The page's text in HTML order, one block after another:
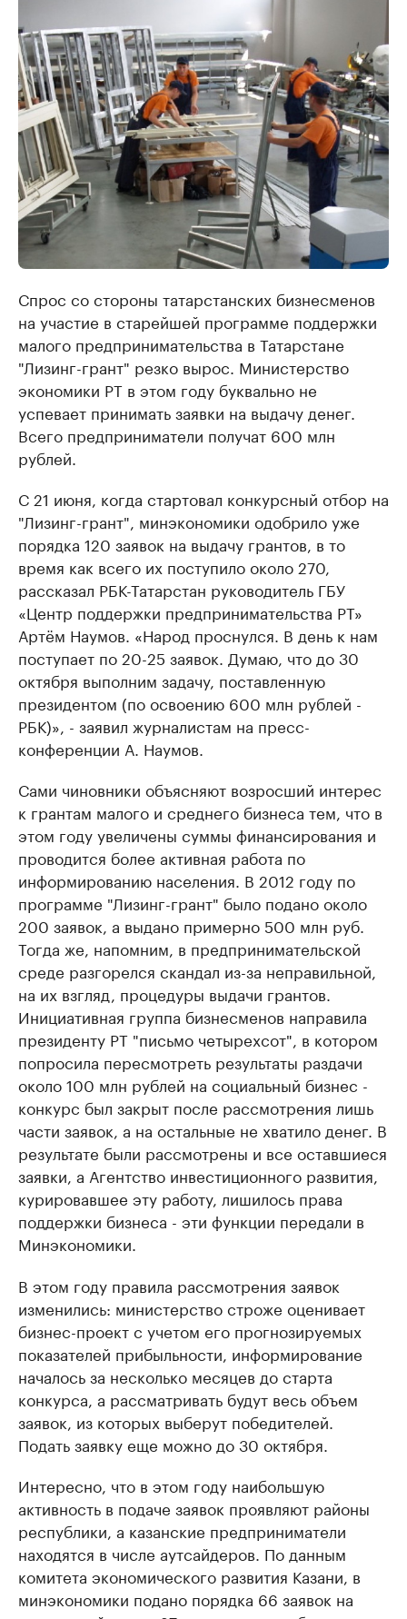
Спрос со стороны татарстанских бизнесменов
на участие в старейшей программе поддержки
малого предпринимательства в Татарстане
"Лизинг-грант" резко вырос. Министерство
экономики РТ в этом году буквально не
успевает принимать заявки на выдачу денег.
Всего предприниматели получат 600 млн
рублей.
С 21 июня, когда стартовал конкурсный отбор на
"Лизинг-грант", минэкономики одобрило уже
порядка 120 заявок на выдачу грантов, в то
время как всего их поступило около 270,
рассказал РБК-Татарстан руководитель ГБУ
«Центр поддержки предпринимательства РТ»
Артём Наумов. «Народ проснулся. В день к нам
поступает по 20-25 заявок. Думаю, что до 30
октября выполним задачу, поставленную
президентом (по освоению 600 млн рублей -
РБК)», - заявил журналистам на пресс-
конференции А. Наумов.
Сами чиновники объясняют возросший интерес
к грантам малого и среднего бизнеса тем, что в
этом году увеличены суммы финансирования и
проводится более активная работа по
информированию населения. В 2012 году по
программе "Лизинг-грант" было подано около
200 заявок, а выдано примерно 500 млн руб.
Тогда же, напомним, в предпринимательской
среде разгорелся скандал из-за неправильной,
на их взгляд, процедуры выдачи грантов.
Инициативная группа бизнесменов направила
президенту РТ "письмо четырехсот", в котором
попросила пересмотреть результаты раздачи
около 100 млн рублей на социальный бизнес -
конкурс был закрыт после рассмотрения лишь
части заявок, а на остальные не хватило денег. В
результате были рассмотрены и все оставшиеся
заявки, а Агентство инвестиционного развития,
курировавшее эту работу, лишилось права
поддержки бизнеса - эти функции передали в
Минэкономики.
В этом году правила рассмотрения заявок
изменились: министерство строже оценивает
бизнес-проект с учетом его прогнозируемых
показателей прибыльности, информирование
началось за несколько месяцев до старта
конкурса, а рассматривать будут весь объем
заявок, из которых выберут победителей.
Подать заявку еще можно до 30 октября.
Интересно, что в этом году наибольшую
активность в подаче заявок проявляют районы
республики, а казанские предприниматели
находятся в числе аутсайдеров. По данным
комитета экономического развития Казани, в
минэкономики подано порядка 66 заявок на